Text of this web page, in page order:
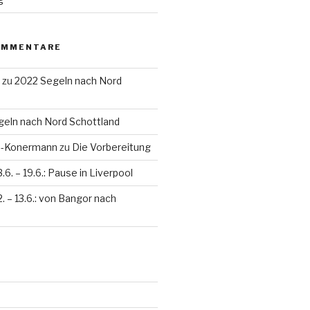
zu 2022 Segeln nach Nord
nach Nord Schottland
Konermann zu Die Vorbereitung
– 19.6.: Pause in Liverpool
– 13.6.: von Bangor nach